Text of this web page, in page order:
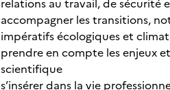
relations au travail, de sécurité
accompagner les transitions,
impératifs écologiques et
prendre en compte les enjeux
scientifique
s’insérer dans la vie